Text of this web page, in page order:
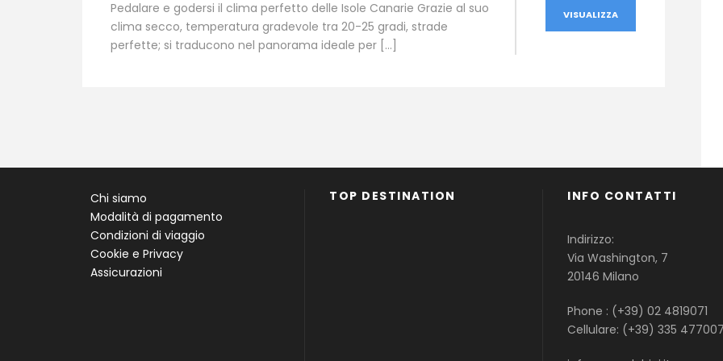
Pedalare e godersi il clima perfetto delle Isole Canarie Grazie al suo
clima secco, temperatura gradevole tra 20-25 gradi, strade
perfette; si traducono nel panorama ideale per […]
VISUALIZZA
Chi siamo
Modalità di pagamento
Condizioni di viaggio
Cookie e Privacy
Assicurazioni
TOP DESTINATION INFO CONTATTI
Indirizzo:
Via Washington, 7
20146 Milano
Phone : (+39) 02 4819071
Cellulare: (+39) 335